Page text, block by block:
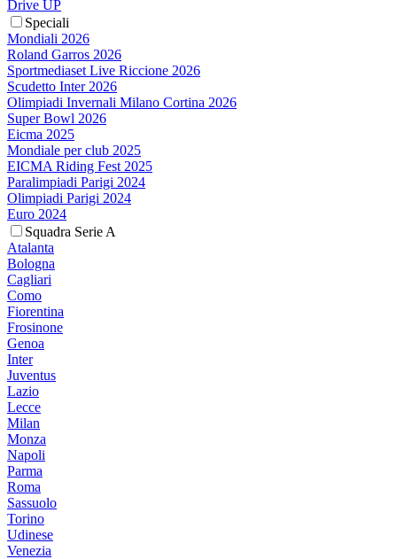
Drive UP
Speciali
Mondiali 2026
Roland Garros 2026
Sportmediaset Live Riccione 2026
Scudetto Inter 2026
Olimpiadi Invernali Milano Cortina 2026
Super Bowl 2026
Eicma 2025
Mondiale per club 2025
EICMA Riding Fest 2025
Paralimpiadi Parigi 2024
Olimpiadi Parigi 2024
Euro 2024
Squadra Serie A
Atalanta
Bologna
Cagliari
Como
Fiorentina
Frosinone
Genoa
Inter
Juventus
Lazio
Lecce
Milan
Monza
Napoli
Parma
Roma
Sassuolo
Torino
Udinese
Venezia